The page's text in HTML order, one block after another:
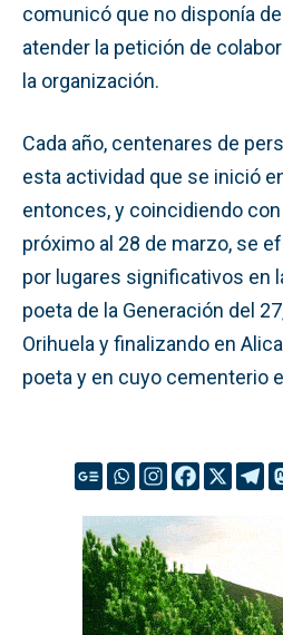
comunicó que no disponía
atender la petición de
la organización.
Cada año, centenares de
esta actividad que se inició
entonces, y coincidiendo
próximo al 28 de marzo, se
por lugares significativos en
poeta de la Generación del
Orihuela y finalizando en
poeta y en cuyo cementerio